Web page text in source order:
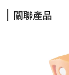
關聯產品